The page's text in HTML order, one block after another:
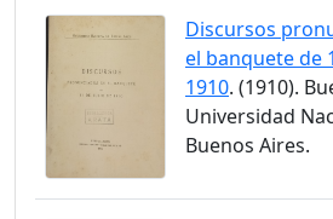
Discursos
el banquete de
1910. (1910).
Universidad
Buenos Aires.